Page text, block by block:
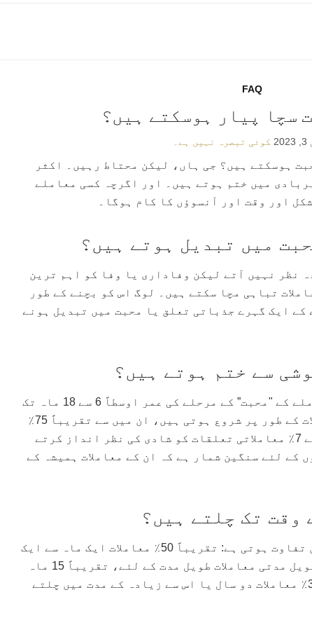
FAQ
سچا پیار ہوسکتے ہیں؟
کوئی تبصرہ نہیں ہے۔
ہوسکتے ہیں؟ جی ہاں، لیکن محتاط رہیں۔ اکثر
میں ختم ہوتے ہیں۔ اور اگرچہ کسی معاملے
اور وقت اور آنسوؤں کا کام ہوگا۔
میں تبدیل ہوتے ہیں؟
نظر نہیں آتے لیکن وفاداری یا وفا کو اہم ترین
تباہی مچا سکتے ہیں۔ لوگ اس کو بچنے کے طور
کے ایک گہرے جذباتی تعلق یا محبت میں تبدیل ہونے
سے ختم ہوتے ہیں؟
ویب ایم ڈی کے مطابق، کسی معاملے کے "محبت” کے مرحلے کی عمر اوسطاً 6 سے 18 ماہ تک
ہوتی ہے۔ اور جو شادیاں معاملات کے طور پر شروع ہوتی ہیں، ان میں سے تقریباً 75٪
طلاق میں ختم ہوتی ہیں۔ صرف 5 سے 7٪ معاملاتی تعلقات کو شادی کی نظر انداز کرتے
کے لئے سنگین شمار ہے کہ ان کے معاملات ہمیشہ کے
وقت تک چلتے ہیں؟
زناکاری کے معاملات کی مدت میں تفاوت ہوتی ہے: تقریباً 50٪ معاملات ایک ماہ سے ایک
سال تک کے مدت میں چلتے ہیں، طویل مدتی معاملات طویل مدت کے لئے، تقریباً 15 ماہ
یا اس سے زیادہ، اور تقریباً 30٪ معاملات دو سال یا اس سے زیادہ کے مدت میں چلتے